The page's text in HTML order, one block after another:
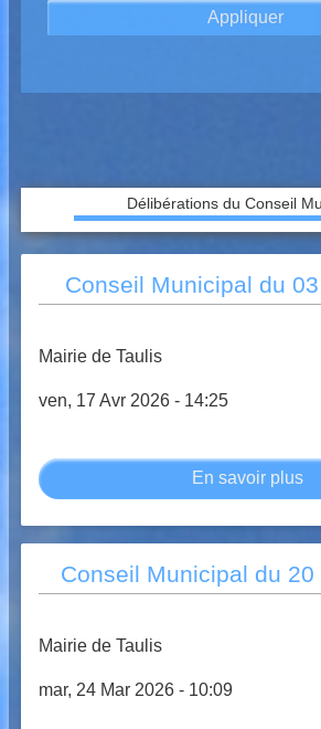
Délibérations du Conseil
Conseil Municipal du
Mairie de Taulis
ven, 17 Avr 2026 - 14:25
En savoir plussur
Conseil Municipal du 20
Mairie de Taulis
mar, 24 Mar 2026 - 10:09